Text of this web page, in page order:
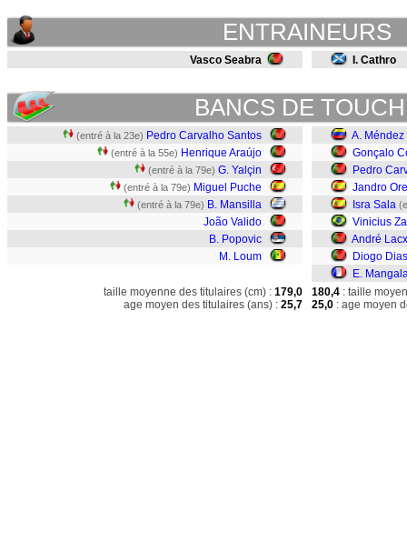
ENTRAINEURS
Vasco Seabra I. Cathro
BANCS DE
(entré à la 23e) Pedro Carvalho Santos
(entré à la 55e) Henrique Araújo
(entré à la 79e) G. Yalçin
(entré à la 79e) Miguel Puche
(entré à la 79e) B. Mansilla
João Valido
B. Popovic
M. Loum
A. Méndez
Gonçalo
Pedro
Jandro
Isra Sala
Vinicius
André
Diogo Dias
E.
taille moyenne des titulaires (cm) : 179,0
age moyen des titulaires (ans) : 25,7
180,4 : taille
25,0 : age moyen